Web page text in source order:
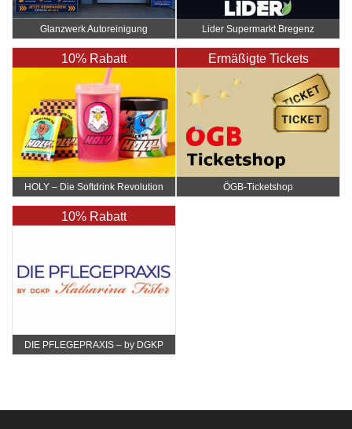
Glanzwerk Autoreinigung Lider Supermarkt Bregenz
10% Rabatt
HOLY – Die Softdrink Revolution
Ermäßigte Tickets
ÖGB-Ticketshop
10% Rabatt
DIE PFLEGEPRAXIS – by DGKP